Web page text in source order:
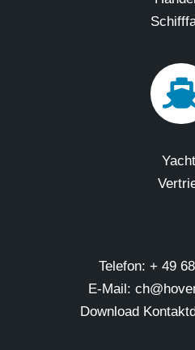
Telefon: + 49
E-Mail:
Download